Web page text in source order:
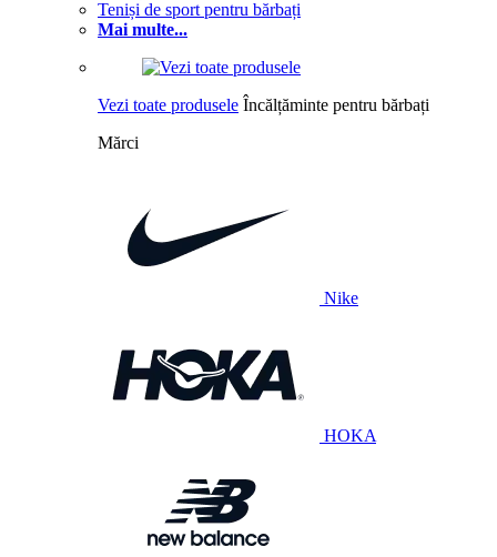
Teniși de sport pentru bărbați
Mai multe...
Vezi toate produsele Încălțăminte pentru bărbați
Mărci
Nike
HOKA